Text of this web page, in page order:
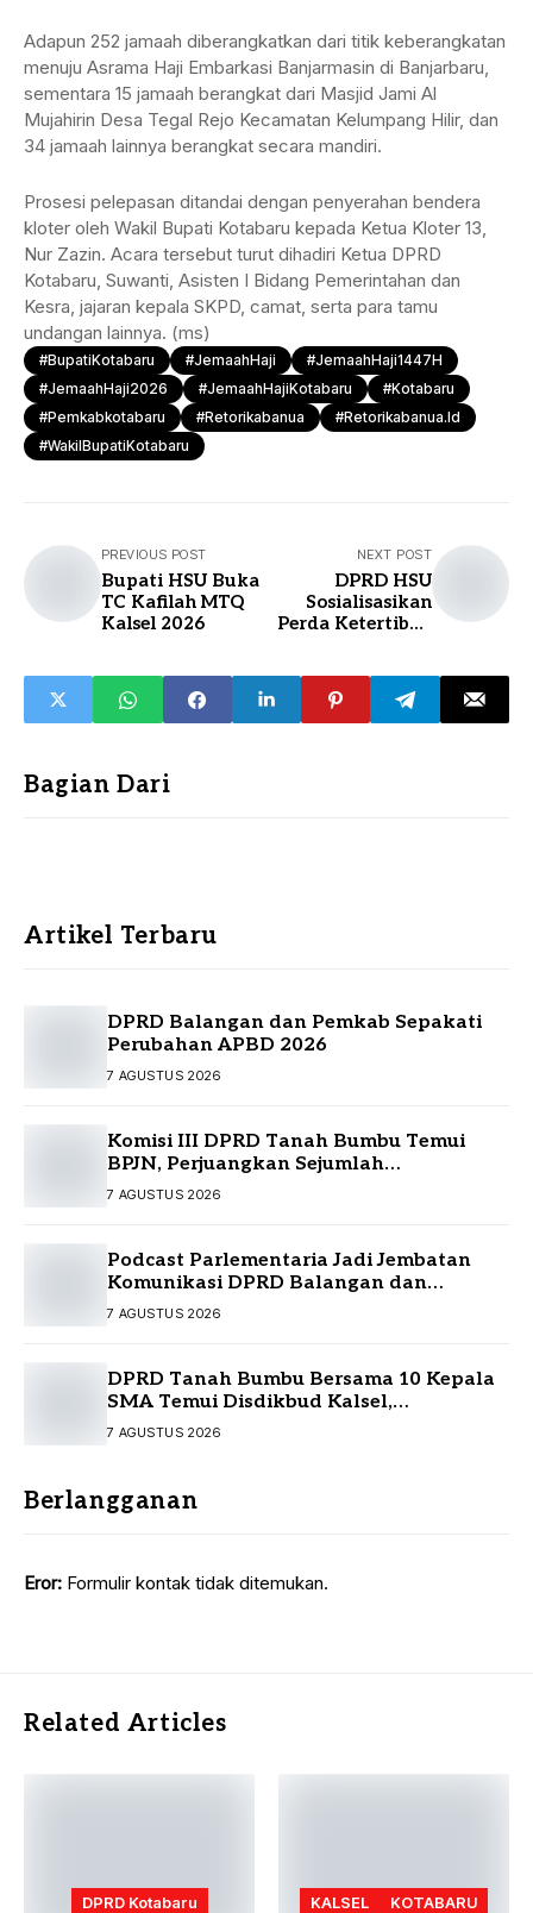
Adapun 252 jamaah diberangkatkan dari titik keberangkatan
menuju Asrama Haji Embarkasi Banjarmasin di Banjarbaru,
sementara 15 jamaah berangkat dari Masjid Jami Al
Mujahirin Desa Tegal Rejo Kecamatan Kelumpang Hilir, dan
34 jamaah lainnya berangkat secara mandiri.
Prosesi pelepasan ditandai dengan penyerahan bendera
kloter oleh Wakil Bupati Kotabaru kepada Ketua Kloter 13,
Nur Zazin. Acara tersebut turut dihadiri Ketua DPRD
Kotabaru, Suwanti, Asisten I Bidang Pemerintahan dan
Kesra, jajaran kepala SKPD, camat, serta para tamu
undangan lainnya. (ms)
#BupatiKotabaru #JemaahHaji
#JemaahHaji1447H
#JemaahHaji2026
#JemaahHajiKotabaru
#kotabaru
#Pemkabkotabaru
#retorikabanua
#retorikabanua.id
#WakilBupatiKotabaru
PREVIOUS POST
Bupati HSU Buka
TC Kafilah MTQ
Kalsel 2026
NEXT POST
DPRD HSU
Sosialisasikan
Perda Ketertiban
Masyarakat
Bagian Dari
Artikel Terbaru
DPRD Balangan dan Pemkab Sepakati
Perubahan APBD 2026
7 AGUSTUS 2026
Komisi III DPRD Tanah Bumbu Temui
BPJN, Perjuangkan Sejumlah
Infrastruktur Strategis
7 AGUSTUS 2026
Podcast Parlementaria Jadi Jembatan
Komunikasi DPRD Balangan dan
Masyarakat
7 AGUSTUS 2026
DPRD Tanah Bumbu Bersama 10 Kepala
SMA Temui Disdikbud Kalsel,
Perjuangkan Kebutuhan Guru dan
7 AGUSTUS 2026
Berlangganan
Eror: Formulir kontak tidak ditemukan.
Related Articles
DPRD Kotabaru
KALSEL
KOTABARU